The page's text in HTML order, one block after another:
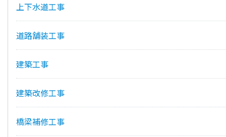
上下水道工事
道路舗装工事
建築工事
建築改修工事
橋梁補修工事